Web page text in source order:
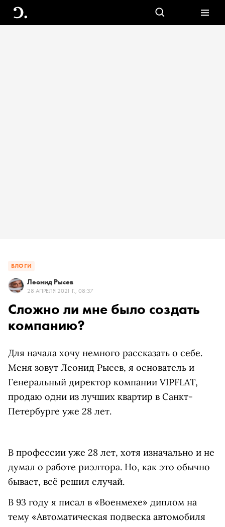
БЛОГИ
Леонид Рысев
28 АПРЕЛЯ 2021 Г., 08:37
Сложно ли мне было создать
компанию?
Для начала хочу немного рассказать о себе.
Меня зовут Леонид Рысев, я основатель и
Генеральный директор компании VIPFLAT,
продаю одни из лучших квартир в Санкт-
Петербурге уже 28 лет.
В профессии уже 28 лет, хотя изначально и не
думал о работе риэлтора. Но, как это обычно
бывает, всё решил случай.
В 93 году я писал в «Военмехе» диплом на
тему «Автоматическая подвеска автомобиля